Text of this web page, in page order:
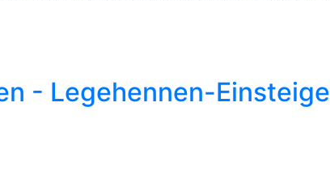
- Legehennen-